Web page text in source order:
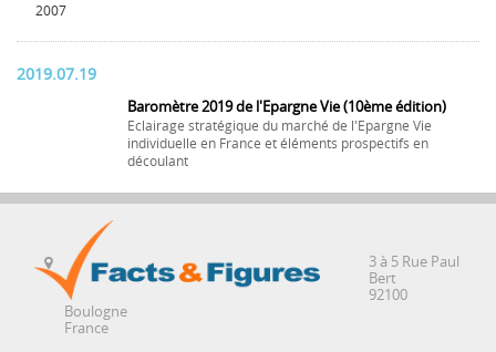
2007
2019.07.19
Baromètre 2019 de l'Epargne Vie (10ème édition)
Eclairage stratégique du marché de l'Epargne Vie
individuelle en France et éléments prospectifs en
découlant
3 à 5 Rue Paul
Bert
92100
Boulogne
France